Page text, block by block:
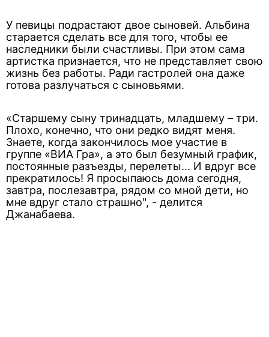
У певицы подрастают двое сыновей. Альбина
старается сделать все для того, чтобы ее
наследники были счастливы. При этом сама
артистка признается, что не представляет свою
жизнь без работы. Ради гастролей она даже
готова разлучаться с сыновьями.
«Старшему сыну тринадцать, младшему – три.
Плохо, конечно, что они редко видят меня.
Знаете, когда закончилось мое участие в
группе «ВИА Гра», а это был безумный график,
постоянные разъезды, перелеты... И вдруг все
прекратилось! Я просыпаюсь дома сегодня,
завтра, послезавтра, рядом со мной дети, но
мне вдруг стало страшно", - делится
Джанабаева.